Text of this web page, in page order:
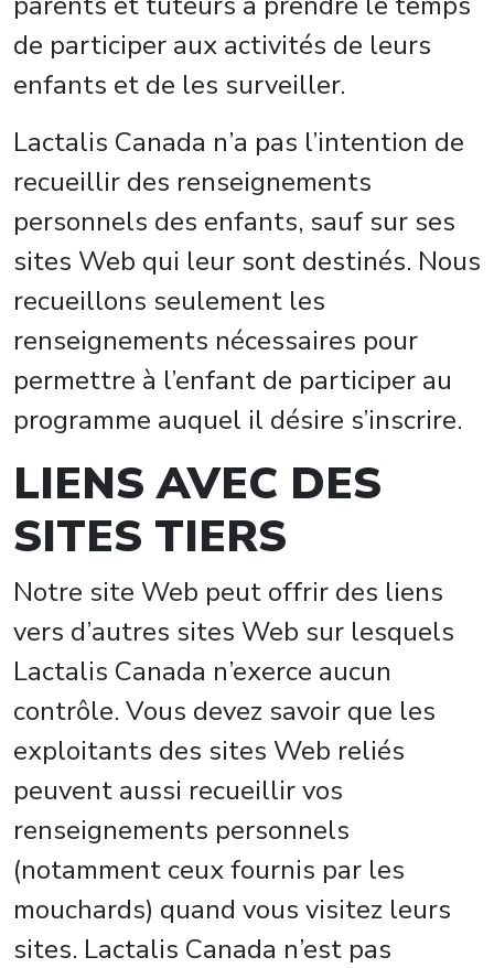
de participer aux activités de leurs
enfants et de les surveiller.
Lactalis Canada n’a pas l’intention de
recueillir des renseignements
personnels des enfants, sauf sur ses
sites Web qui leur sont destinés. Nous
recueillons seulement les
renseignements nécessaires pour
permettre à l’enfant de participer au
programme auquel il désire s’inscrire.
LIENS AVEC DES
SITES TIERS
Notre site Web peut offrir des liens
vers d’autres sites Web sur lesquels
Lactalis Canada n’exerce aucun
contrôle. Vous devez savoir que les
exploitants des sites Web reliés
peuvent aussi recueillir vos
renseignements personnels
(notamment ceux fournis par les
mouchards) quand vous visitez leurs
sites. Lactalis Canada n’est pas